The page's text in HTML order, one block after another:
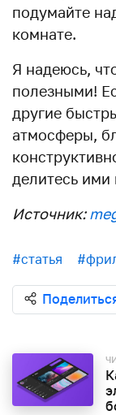
подумайте
комнате.
Я надеюсь,
полезными!
другие
атмосферы,
делитесь
Источник:
#статья